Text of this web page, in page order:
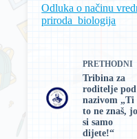
Odluka o načinu
priroda_biologija
PRETHODNI
Tribina za
roditelje pod
nazivom „Ti
to ne znaš,
si samo
dijete!“